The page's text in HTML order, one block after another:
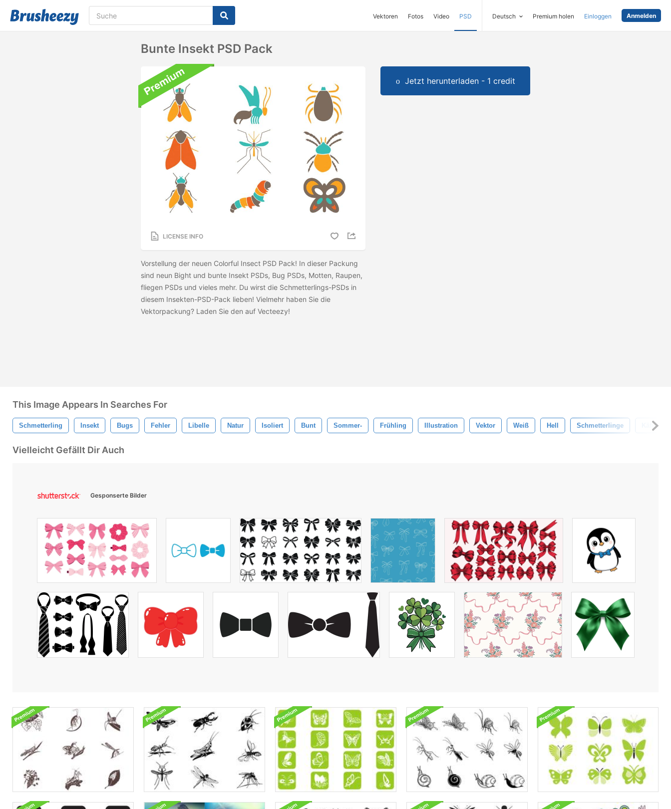
Vektoren Fotos Video PSD Deutsch Premium holen Einloggen Anmelden
Bunte Insekt PSD Pack
LICENSE INFO
Vorstellung der neuen Colorful Insect PSD Pack! In dieser Packung
sind neun Bight und bunte Insekt PSDs, Bug PSDs, Motten, Raupen,
fliegen PSDs und vieles mehr. Du wirst die Schmetterlings-PSDs in
diesem Insekten-PSD-Pack lieben! Vielmehr haben Sie die
Vektorpackung? Laden Sie den auf Vecteezy!
Jetzt herunterladen - 1 credit
This Image Appears In Searches For
Schmetterling Insekt Bugs Fehler Libelle Natur Isoliert Bunt Sommer- Frühling Illustration Vektor Weiß Hell Schmetterlinge Käfer
Vielleicht Gefällt Dir Auch
Gesponserte Bilder